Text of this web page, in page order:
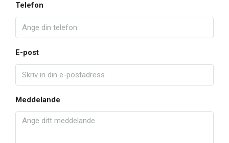
Telefon
E-post
Meddelande